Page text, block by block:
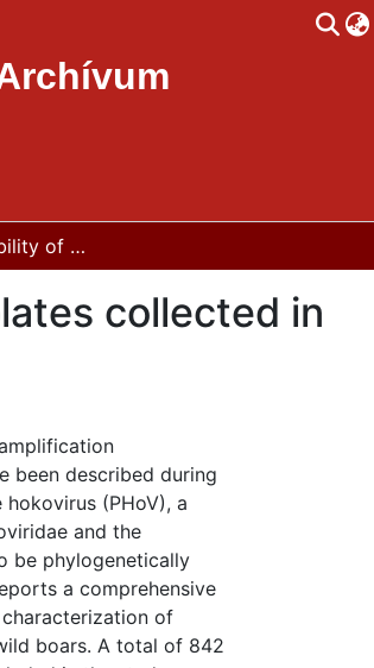
In vitro susceptibility of Ascosphaera apis isolates collected in Hungary against chlorine dioxide
collected in
been described during
(PHoV), a
and the
be phylogenetically
a comprehensive
of
boars. A total of 842